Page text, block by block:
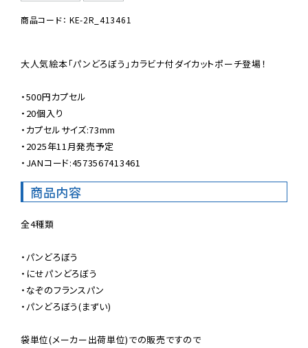
商品コード： KE-2R_413461
大人気絵本「パンどろぼう」カラビナ付ダイカットポーチ登場！
・500円カプセル
・20個入り
・カプセルサイズ:73mm
・2025年11月発売予定
・JANコード:4573567413461
商品内容
全4種類
・パンどろぼう
・にせパンどろぼう
・なぞのフランスパン
・パンどろぼう(まずい)
袋単位(メーカー出荷単位)での販売ですので